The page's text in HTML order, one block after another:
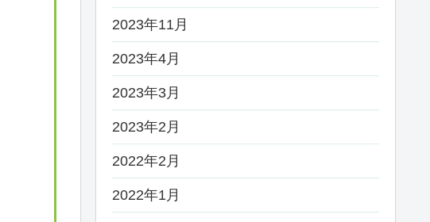
2023年11月
2023年4月
2023年3月
2023年2月
2022年2月
2022年1月